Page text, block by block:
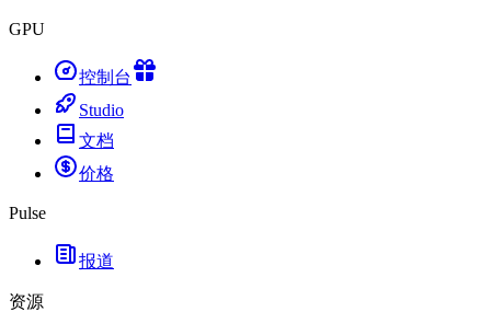
GPU
控制台
Studio
文档
价格
Pulse
报道
资源